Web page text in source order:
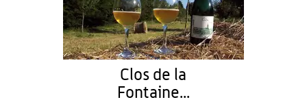
Clos de la
Fontaine...